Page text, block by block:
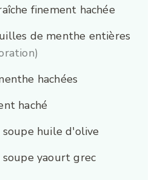
finement hachée
de menthe entières
hachées
haché
huile d'olive
yaourt grec